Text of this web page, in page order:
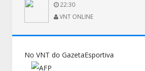
22:30
VNT ONLINE
No VNT do GazetaEsportiva